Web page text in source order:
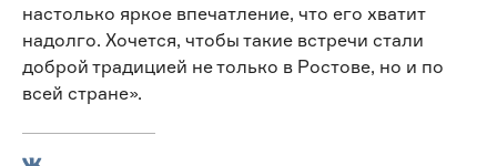
настолько яркое впечатление, что его хватит
надолго. Хочется, чтобы такие встречи стали
доброй традицией не только в Ростове, но и по
всей стране».